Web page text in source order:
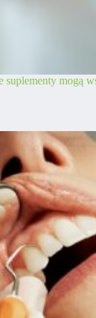
suplementy mogą